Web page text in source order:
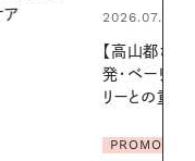
の一日。汗ば